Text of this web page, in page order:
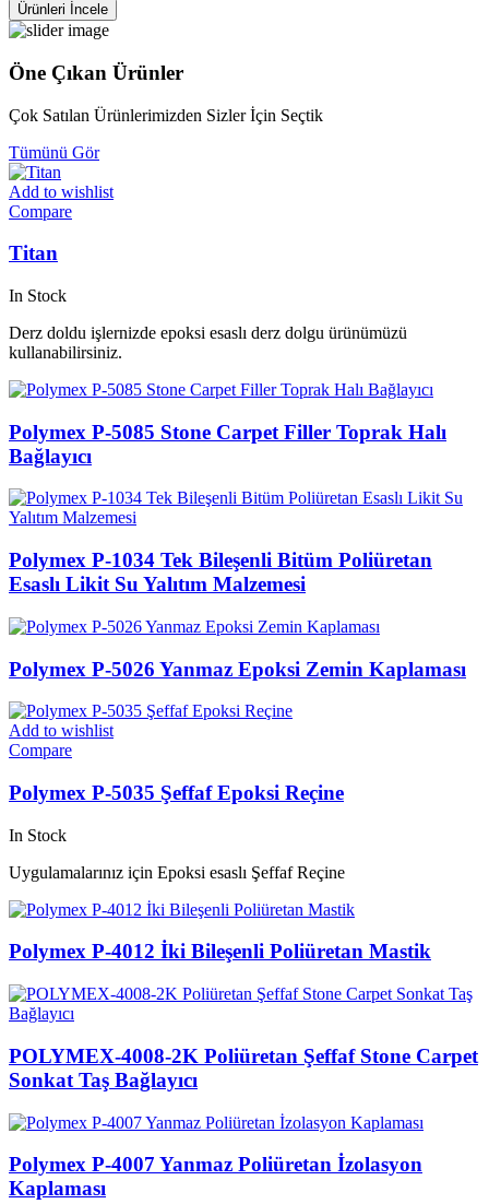
Ürünleri İncele
Öne Çıkan Ürünler
Çok Satılan Ürünlerimizden Sizler İçin Seçtik
Tümünü Gör
Add to wishlist
Compare
Titan
In Stock
Derz doldu işlernizde epoksi esaslı derz dolgu ürünümüzü
kullanabilirsiniz.
Polymex P-5085 Stone Carpet Filler Toprak Halı
Bağlayıcı
Polymex P-1034 Tek Bileşenli Bitüm Poliüretan
Esaslı Likit Su Yalıtım Malzemesi
Polymex P-5026 Yanmaz Epoksi Zemin Kaplaması
Add to wishlist
Compare
Polymex P-5035 Şeffaf Epoksi Reçine
In Stock
Uygulamalarınız için Epoksi esaslı Şeffaf Reçine
Polymex P-4012 İki Bileşenli Poliüretan Mastik
POLYMEX-4008-2K Poliüretan Şeffaf Stone Carpet
Sonkat Taş Bağlayıcı
Polymex P-4007 Yanmaz Poliüretan İzolasyon
Kaplaması